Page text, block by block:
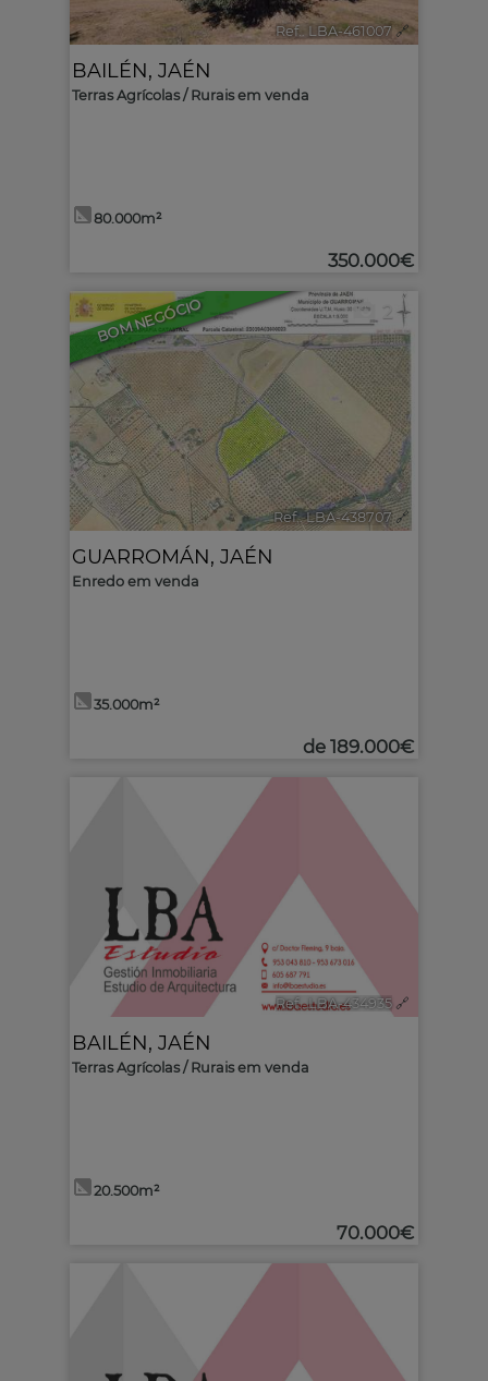
Ref.. LBA-461007 🔗
BAILÉN, JAÉN
Terras Agrícolas / Rurais em venda
80.000m²
350.000€
BOM NEGÓCIO 2
Ref.. LBA-438707 🔗
GUARROMÁN, JAÉN
Enredo em venda
35.000m²
de 189.000€
Ref.. LBA-434935 🔗
BAILÉN, JAÉN
Terras Agrícolas / Rurais em venda
20.500m²
70.000€